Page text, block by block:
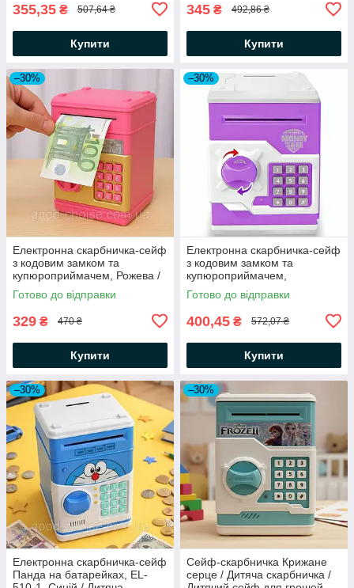
355,35 ₴ 507,64 ₴
Купити
345 ₴ 492,86 ₴
Купити
–30%
Електронна скарбничка-сейф
з кодовим замком та
купюроприймачем, Рожева /
Скарбничка для паперових
грошей та монет
Готово до відправки
329 ₴ 470 ₴
Купити
–30%
Електронна скарбничка-сейф
з кодовим замком та
купюроприймачем,
Фіолетовий / Скарбничка для
паперових грошей та монет
Готово до відправки
400,45 ₴ 572,07 ₴
Купити
–30%
Електронна скарбничка-сейф
Панда на батарейках, EL-
–30%
Сейф-скарбничка Крижане
серце / Дитяча скарбничка /